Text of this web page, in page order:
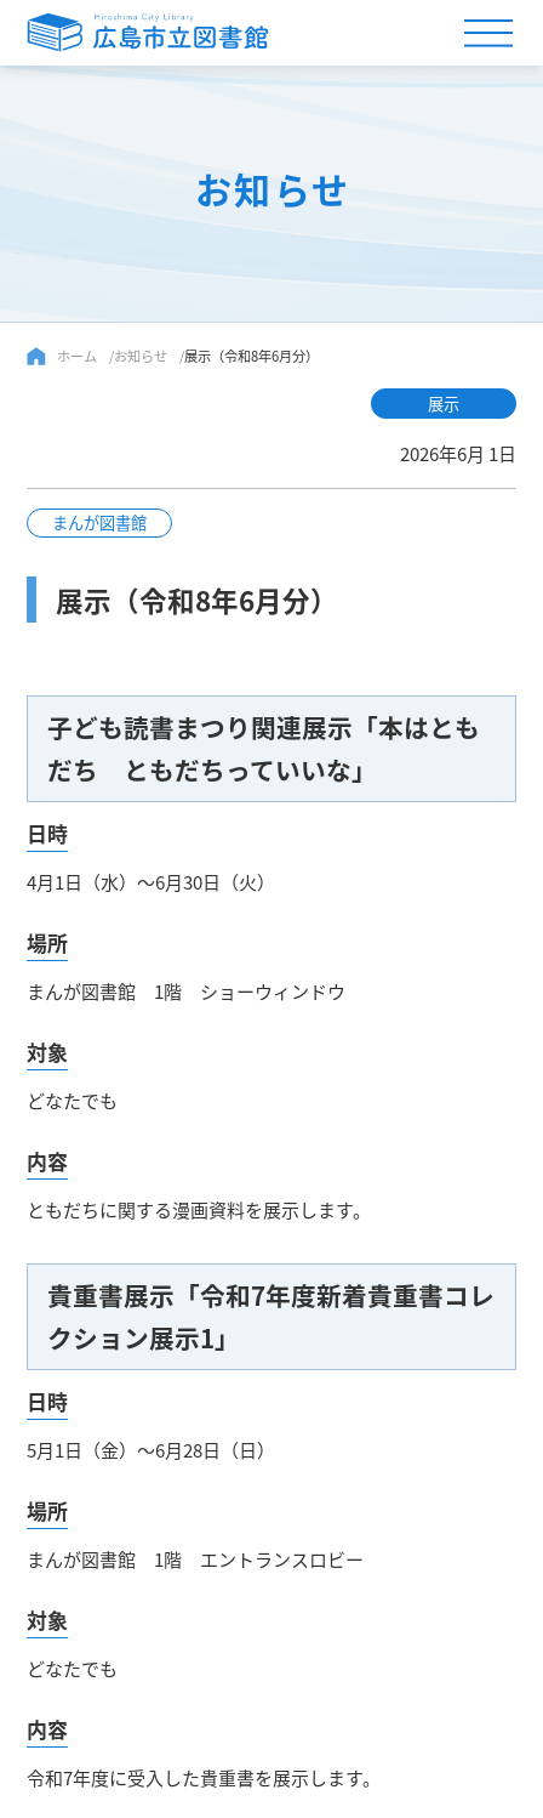
お知らせ
ホーム お知らせ 展示（令和8年6月分）
展示
2026年6月 1日
まんが図書館
展示（令和8年6月分）
子ども読書まつり関連展示「本はとも
だち ともだちっていいな」
日時
4月1日（水）～6月30日（火）
場所
まんが図書館 1階 ショーウィンドウ
対象
どなたでも
内容
ともだちに関する漫画資料を展示します。
貴重書展示「令和7年度新着貴重書コレ
クション展示1」
日時
5月1日（金）～6月28日（日）
場所
まんが図書館 1階 エントランスロビー
対象
どなたでも
内容
令和7年度に受入した貴重書を展示します。